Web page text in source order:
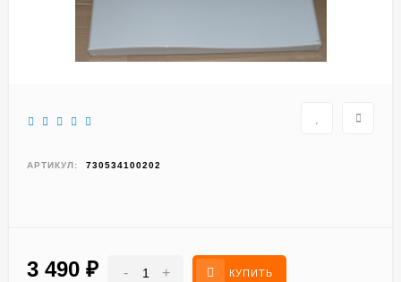
АРТИКУЛ: 730534100202
3 490 ₽ - + КУПИТЬ